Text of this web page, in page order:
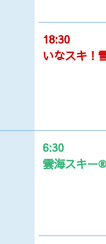
18:30
いなスキ！
6:30
雲海スキー®